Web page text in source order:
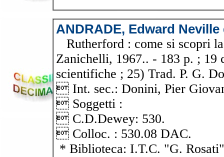
ANDRADE, Edward Neville
Rutherford : come si scopri
Zanichelli, 1967.. - 183 p. ;
scientifiche ; 25) Trad. P. G.
 Int. sec.: Donini, Pier
 Soggetti :
 C.D.Dewey: 530.
 Colloc. : 530.08 DAC.
* Biblioteca: I.T.C. "G. Rosati"